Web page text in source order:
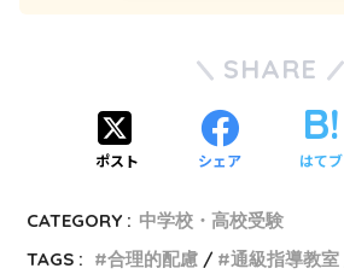
SHARE
ポスト シェア はてブ
CATEGORY : 中学校・高校受験
TAGS :
合理的配慮 通級指導教室